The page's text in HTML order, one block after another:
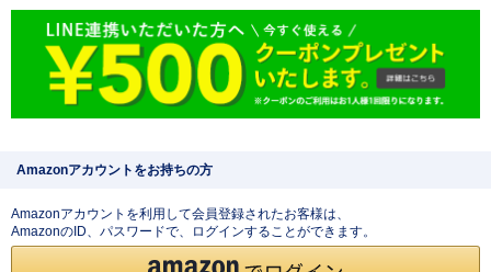
Amazonアカウントをお持ちの方
Amazonアカウントを利用して会員登録されたお客様は、
AmazonのID、パスワードで、ログインすることができます。